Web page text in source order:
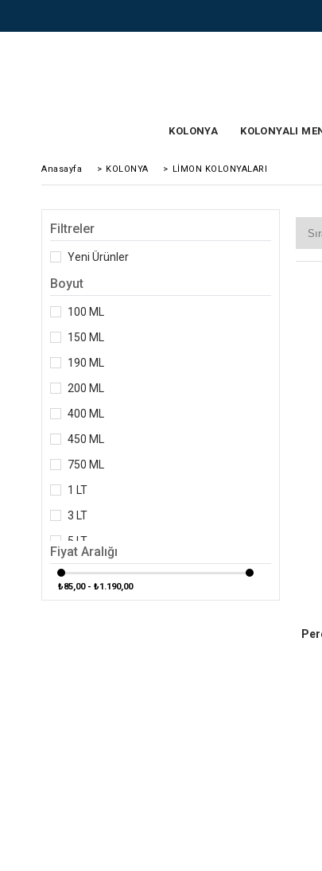
KOLONYA KOLONYALI
Anasayfa > KOLONYA > LİMON KOLONYALARI
Filtreler
Yeni Ürünler
Boyut
100 ML
150 ML
190 ML
200 ML
400 ML
450 ML
750 ML
1 LT
3 LT
5 LT
Fiyat Aralığı
₺85,00 - ₺1.190,00